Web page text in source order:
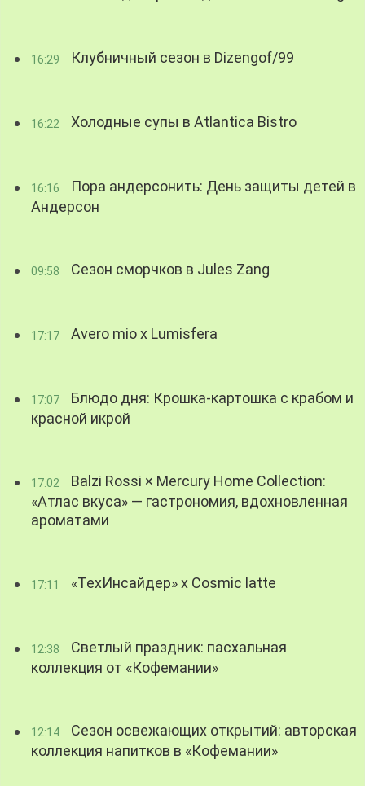
16:29 Клубничный сезон в Dizengof/99
16:22 Холодные супы в Atlantica Bistro
16:16
Пора андерсонить: День защиты детей в
Андерсон
09:58 Сезон сморчков в Jules Zang
17:17 Avero mio x Lumisfera
17:07
Блюдо дня: Крошка-картошка с крабом и
красной икрой
17:02
Balzi Rossi × Mercury Home Collection:
«Атлас вкуса» — гастрономия, вдохновленная
ароматами
17:11 «ТехИнсайдер» х Cosmic latte
12:38
Светлый праздник: пасхальная
коллекция от «Кофемании»
12:14
Сезон освежающих открытий: авторская
коллекция напитков в «Кофемании»